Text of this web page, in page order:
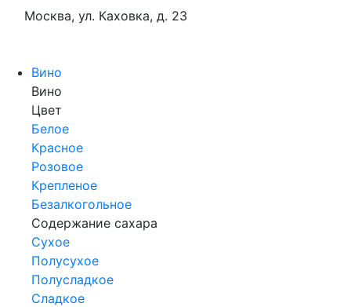
Москва, ул. Каховка, д. 23
Вино
Вино
Цвет
Белое
Красное
Розовое
Крепленое
Безалкогольное
Содержание сахара
Сухое
Полусухое
Полусладкое
Сладкое